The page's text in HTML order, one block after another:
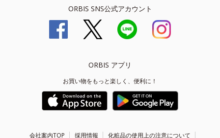
ORBIS SNS公式アカウント
ORBIS アプリ
お買い物をもっと楽しく、便利に！
会社案内TOP 採用情報 化粧品の使用上の注意について